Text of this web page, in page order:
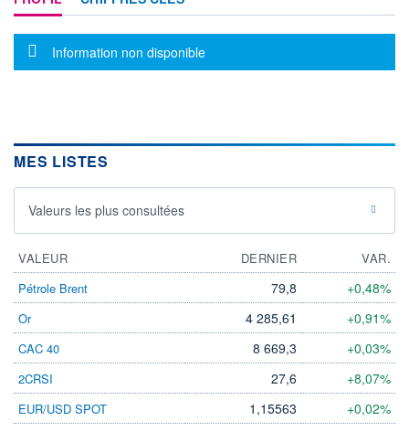
Politique d'exécution
0,200
+ HAUT
0,215
+ BAS
0,195
616 050
DERNIER ÉCHANGE
05.08.26 / 21:59:59
LIMITE À LA LIMITE À LA
RENDEMENT
ESTIMÉ 2026
PER ESTIMÉ
2026
Message d'information
Information non disponible
MES LISTES
Valeurs les plus consultées
VALEUR DERNIER
VAR.
Pétrole Brent
79,8 +0,48%
Or 4 285,61 +0,91%
CAC 40 8 669,3 +0,03%
2CRSI 27,6 +8,07%
EUR/USD SPOT 1,15563 +0,02%